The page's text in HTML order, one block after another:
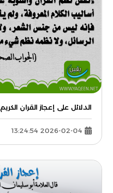
الدلائل على إعجاز القران الكريم
2026-02-04 13:24:54